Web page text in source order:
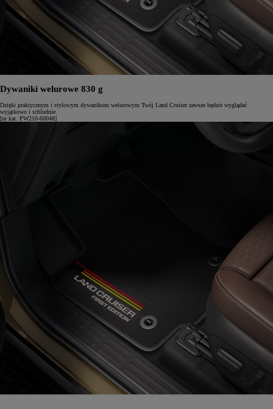
Dywaniki welurowe 830 g
Dzięki praktycznym i stylowym dywanikom welurowym Twój Land Cruiser zawsze będzie wyglądać
wyjątkowo i schludnie.
[nr kat. PW210-60048]